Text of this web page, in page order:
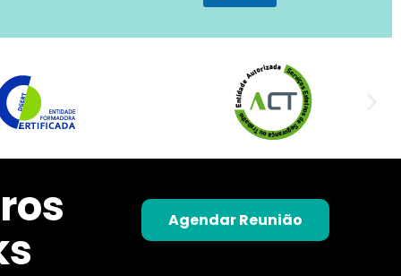
Agendar Reunião